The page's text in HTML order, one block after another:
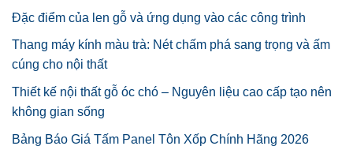
Đặc điểm của len gỗ và ứng dụng vào các công trình
Thang máy kính màu trà: Nét chấm phá sang trọng và ấm
cúng cho nội thất
Thiết kế nội thất gỗ óc chó – Nguyên liệu cao cấp tạo nên
không gian sống
Bảng Báo Giá Tấm Panel Tôn Xốp Chính Hãng 2026